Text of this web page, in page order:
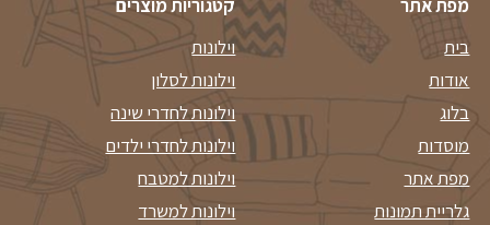
מפת אתר
בית
אודות
בלוג
מוסדות
מפת אתר
גלריית תמונות
קטגוריות מוצרים
וילונות
וילונות לסלון
וילונות לחדרי שינה
וילונות לחדרי ילדים
וילונות למטבח
וילונות למשרד